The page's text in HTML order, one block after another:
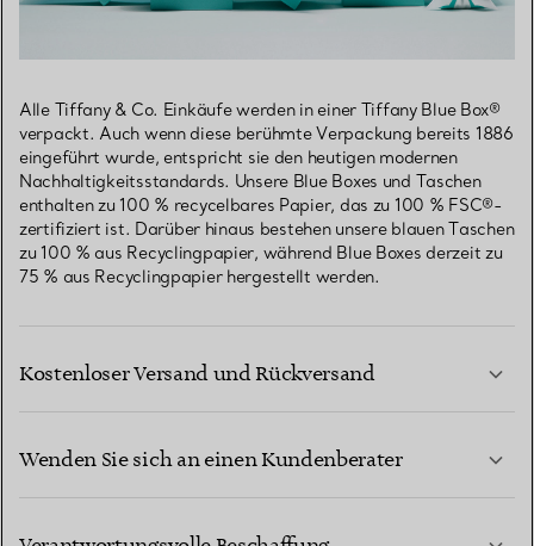
Alle Tiffany & Co. Einkäufe werden in einer Tiffany Blue Box®
verpackt. Auch wenn diese berühmte Verpackung bereits 1886
eingeführt wurde, entspricht sie den heutigen modernen
Nachhaltigkeitsstandards. Unsere Blue Boxes und Taschen
enthalten zu 100 % recycelbares Papier, das zu 100 % FSC®-
zertifiziert ist. Darüber hinaus bestehen unsere blauen Taschen
zu 100 % aus Recyclingpapier, während Blue Boxes derzeit zu
75 % aus Recyclingpapier hergestellt werden.
Kostenloser Versand und Rückversand
Wenden Sie sich an einen Kundenberater